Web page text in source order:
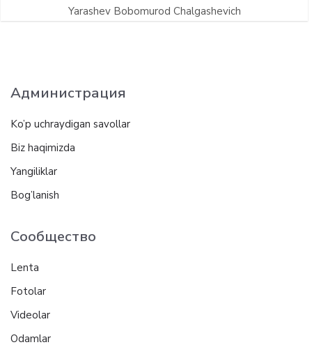
Yarashev Bobomurod Chalgashevich
Администрация
Ko’p uchraydigan savollar
Biz haqimizda
Yangiliklar
Bog’lanish
Сообщество
Lenta
Fotolar
Videolar
Odamlar